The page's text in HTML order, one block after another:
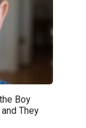
Boy
They